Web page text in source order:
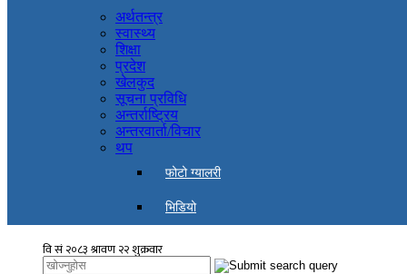
अर्थतन्त्र
स्वास्थ्य
शिक्षा
प्रदेश
खेलकुद
सूचना प्रविधि
अन्तर्राष्ट्रिय
अन्तरवार्ता/विचार
थप
फोटो ग्यालरी
भिडियो